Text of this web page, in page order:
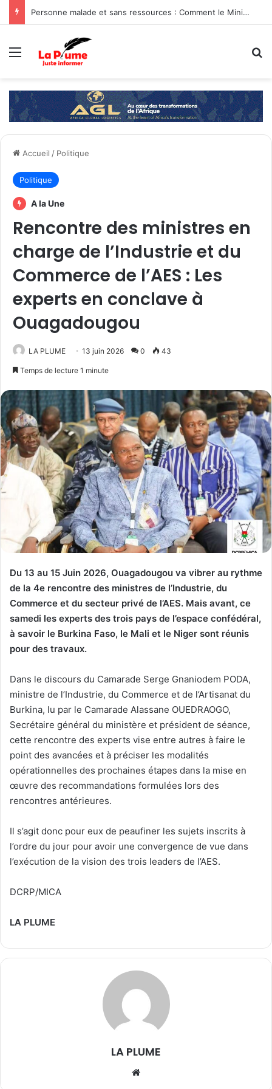
Personne malade et sans ressources : Comment le Ministère de la Famille et de la Solidarité intervient-il ?
Menu
Accueil / Politique
Politique
A la Une
Rencontre des ministres en
charge de l’Industrie et du
Commerce de l’AES : Les
experts en conclave à
Ouagadougou
LA PLUME 13 juin 2026 0 43
Temps de lecture 1 minute
Du 13 au 15 Juin 2026, Ouagadougou va vibrer au rythme
de la 4e rencontre des ministres de l’Industrie, du
Commerce et du secteur privé de l’AES. Mais avant, ce
samedi les experts des trois pays de l’espace confédéral,
à savoir le Burkina Faso, le Mali et le Niger sont réunis
pour des travaux.
​Dans le discours du Camarade Serge Gnaniodem PODA,
ministre de l’Industrie, du Commerce et de l’Artisanat du
Burkina, lu par le Camarade Alassane OUEDRAOGO,
Secrétaire général du ministère et président de séance,
cette rencontre des experts vise entre autres à faire le
point des avancées et à préciser les modalités
opérationnelles des prochaines étapes dans la mise en
œuvre des recommandations formulées lors des
rencontres antérieures.
Il s’agit donc pour eux de peaufiner les sujets inscrits à
l’ordre du jour pour avoir une convergence de vue dans
l’exécution de la vision des trois leaders de l’AES.
DCRP/MICA
LA PLUME
LA PLUME